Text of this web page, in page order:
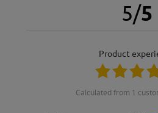
5/5
product
calculated from 1